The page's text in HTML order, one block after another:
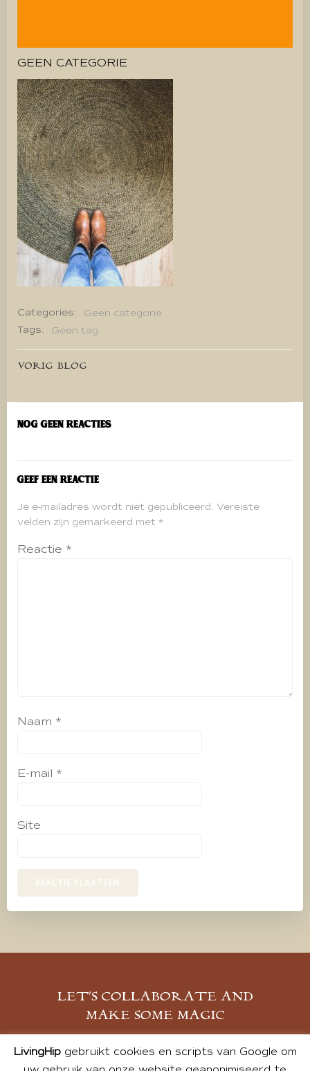
GEEN CATEGORIE
Categories:
Geen categorie
Tags:
Geen tag
Bericht
navigatie
VORIG BLOG
Nog geen reacties
Geef een reactie
Je e-mailadres wordt niet gepubliceerd. Vereiste
velden zijn gemarkeerd met *
Reactie *
Naam *
E-mail *
Site
LET’S COLLABORATE AND
MAKE SOME MAGIC
MELD JE AAN
LivingHipgebruikt cookies en scripts van Google om